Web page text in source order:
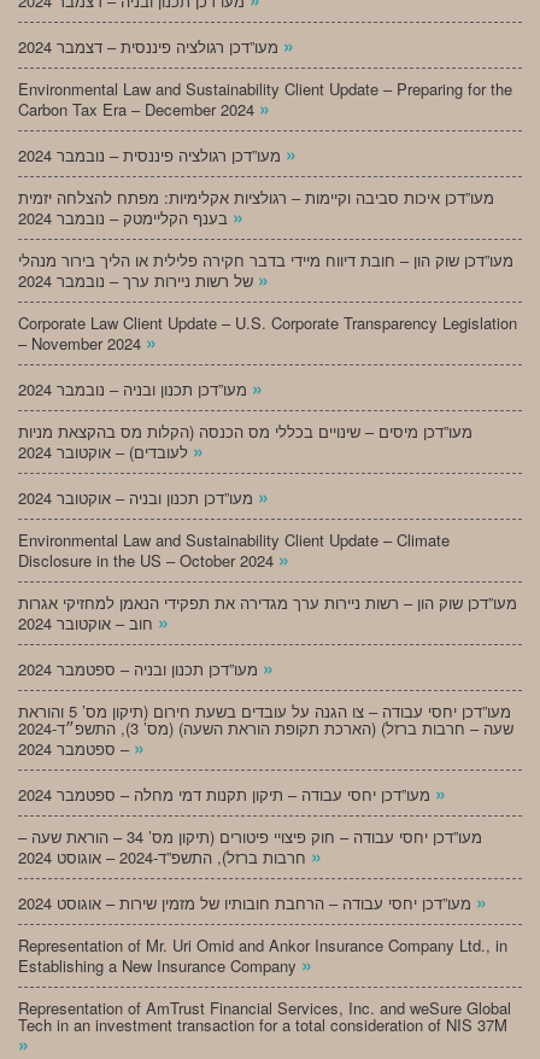
»
Environmental Law and Sustainability Client Update – Preparing for the
Carbon Tax Era – December 2024 »
»
מעו”דכן איכות סביבה וקיימות – רגולציות אקלימיות: מפתח להצלחה יזמית
»
מעו”דכן שוק הון – חובת דיווח מיידי בדבר חקירה פלילית או הליך בירור מנהלי
»
Corporate Law Client Update – U.S. Corporate Transparency Legislation
– November 2024 »
»
מעו”דכן מיסים – שינויים בכללי מס הכנסה (הקלות מס בהקצאת מניות
»
»
Environmental Law and Sustainability Client Update – Climate
Disclosure in the US – October 2024 »
מעו”דכן שוק הון – רשות ניירות ערך מגדירה את תפקידי הנאמן למחזיקי אגרות
»
»
מעו”דכן יחסי עבודה – צו הגנה על עובדים בשעת חירום (תיקון מס’ 5 והוראת
שעה – חרבות ברזל) (הארכת תקופת הוראת השעה) (מס’ 3), התשפ״ד-2024
– ספטמבר 2024 »
»
מעו”דכן יחסי עבודה – חוק פיצויי פיטורים (תיקון מס’ 34 – הוראת שעה –
»
»
Representation of Mr. Uri Omid and Ankor Insurance Company Ltd., in
Establishing a New Insurance Company »
Representation of AmTrust Financial Services, Inc. and weSure Global
Tech in an investment transaction for a total consideration of NIS 37M
»